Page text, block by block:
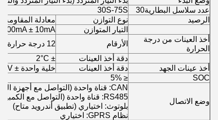
عدد سلاسل البطارية30
30S-75S
الرصيد
نوع التوازن
معادلة المقاومة
التيار المتوازن
100mA ± 10mA ((خلية واحدة 3.4V))
أخذ العينات من درجة
الحرارة
الأرقام
12 درجة حرارة البطارية ((4*3)
دقة أخذ العينات
± 2°C
أخذ عينات الجهد
دقة أخذ العينات
خلية واحدة ± 20mV
SOC
≤ 5%
وضع الاتصال
CAN: قناة واحدة (التواصل مع أجهزة الكمبيوتر / UPS)
RS485: قناة واحدة (التواصل مع الكمبيوتر العلوي / PCS / UPS)
بلوتوث: اختياري (تطبيق أندرويد متاح)
نظام GPRS: اختياري